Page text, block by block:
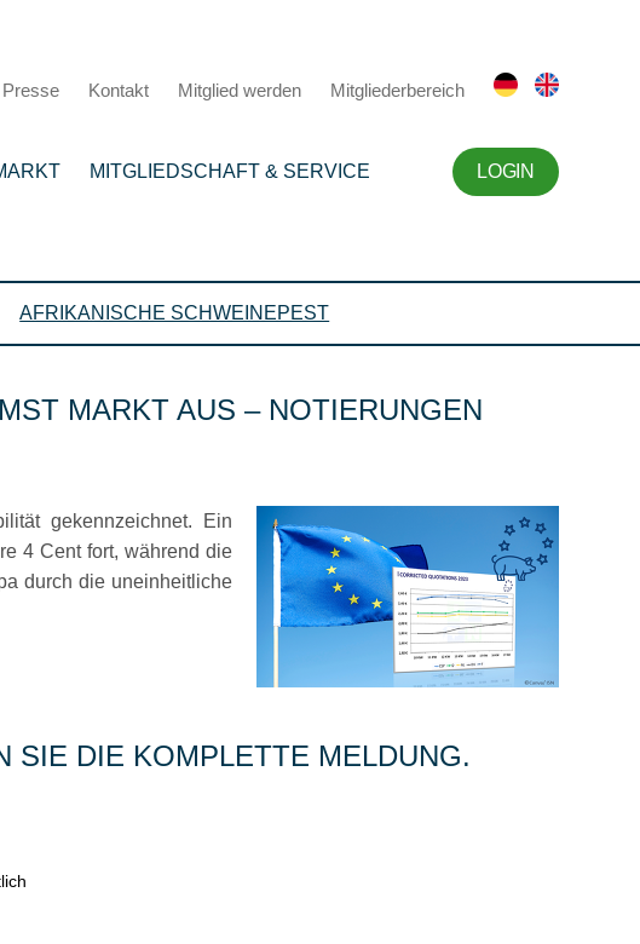
Presse Kontakt Mitglied werden Mitgliederbereich
MITGLIEDSCHAFT & SERVICE LOGIN
AFRIKANISCHE SCHWEINEPEST
MARKT AUS – NOTIERUNGEN
gekennzeichnet. Ein
4 Cent fort, während die
durch die uneinheitliche
SIE DIE KOMPLETTE MELDUNG.